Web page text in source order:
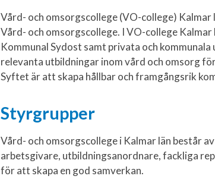
Vård- och omsorgscollege (VO-college)
Vård- och omsorgscollege. I VO-college
Kommunal Sydost samt privata och
relevanta utbildningar inom vård och omsorg
Syftet är att skapa hållbar och framgångsrik
Styrgrupper
Vård- och omsorgscollege i Kalmar län består
arbetsgivare, utbildningsanordnare, fackliga
för att skapa en god samverkan.